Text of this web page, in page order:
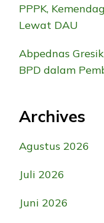
PPPK,
Lewat DAU
Abpednas
BPD dalam
Archives
Agustus 2026
Juli 2026
Juni 2026